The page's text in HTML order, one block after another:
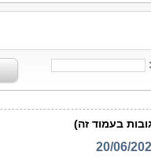
בעמוד זה)
20/06/